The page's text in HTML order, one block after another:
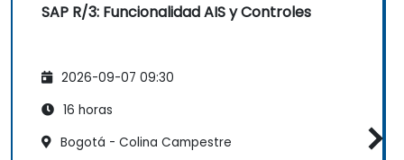
SAP R/3: Funcionalidad AIS y Controles
2026-09-07 09:30
16 horas
Bogotá - Colina Campestre